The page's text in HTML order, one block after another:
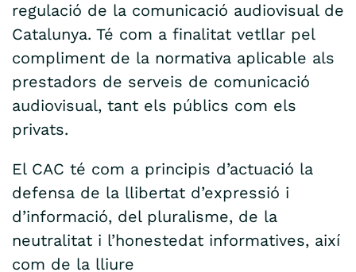
regulació de la comunicació audiovisual de
Catalunya. Té com a finalitat vetllar pel
compliment de la normativa aplicable als
prestadors de serveis de comunicació
audiovisual, tant els públics com els
privats.
El CAC té com a principis d’actuació la
defensa de la llibertat d’expressió i
d’informació, del pluralisme, de la
neutralitat i l’honestedat informatives, així
com de la lliure